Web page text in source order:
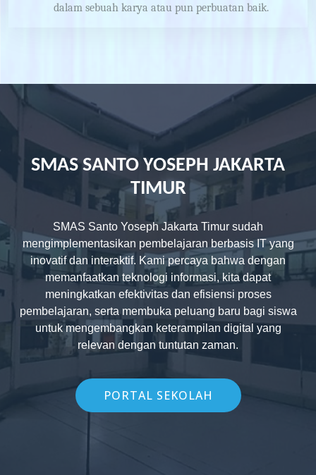
dalam sebuah karya atau pun perbuatan baik.
SMAS SANTO YOSEPH JAKARTA
TIMUR
SMAS Santo Yoseph Jakarta Timur sudah
mengimplementasikan pembelajaran berbasis IT yang
inovatif dan interaktif. Kami percaya bahwa dengan
memanfaatkan teknologi informasi, kita dapat
meningkatkan efektivitas dan efisiensi proses
pembelajaran, serta membuka peluang baru bagi siswa
untuk mengembangkan keterampilan digital yang
relevan dengan tuntutan zaman.
PORTAL SEKOLAH